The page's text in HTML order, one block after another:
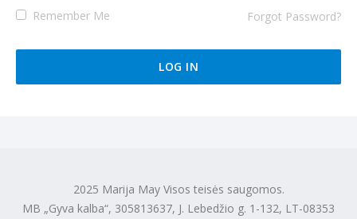
Remember Me Forgot Password?
2025 Marija May Visos teisės saugomos.
MB „Gyva kalba“, 305813637, J. Lebedžio g. 1-132, LT-08353